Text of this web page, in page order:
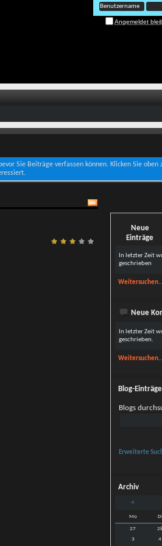
Angemeldet
Sie Beiträge verfassen können. Klicken Sie
Neue
Einträge
In letzter Zeit
geschrieben
Neue
In letzter Zeit
geschrieben.
Blog-
Blogs
Erweiterte
Archiv
<
Mo Di
27
3
4